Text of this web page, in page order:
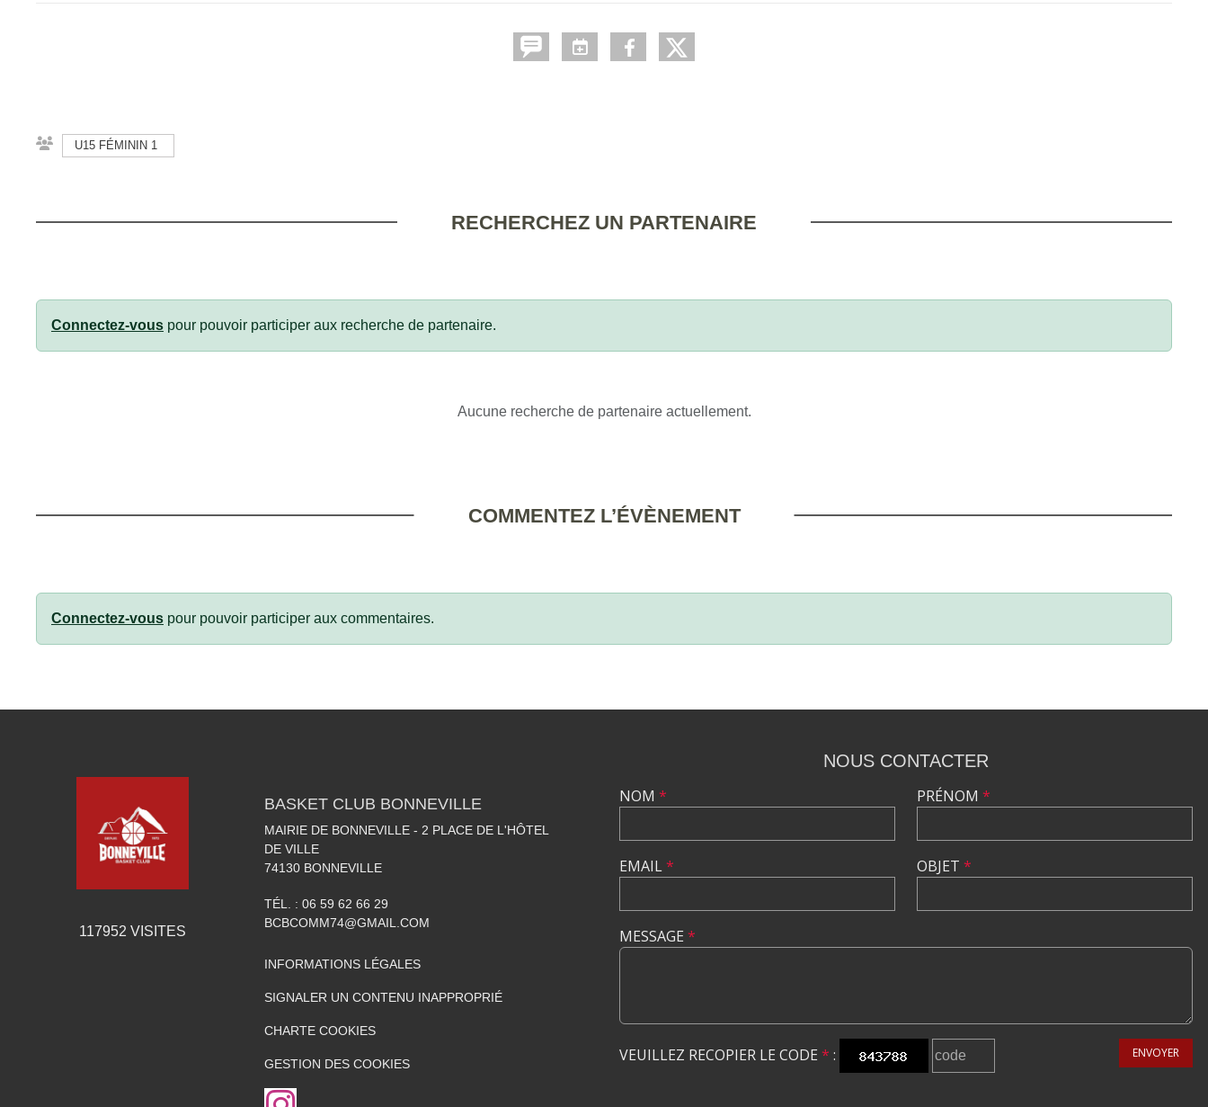
U15 FÉMININ 1
RECHERCHEZ UN PARTENAIRE
Connectez-vous pour pouvoir participer aux recherche de partenaire.
Aucune recherche de partenaire actuellement.
COMMENTEZ L’ÉVÈNEMENT
Connectez-vous pour pouvoir participer aux commentaires.
117952 VISITES
BASKET CLUB BONNEVILLE
MAIRIE DE BONNEVILLE - 2 PLACE DE L'HÔTEL
DE VILLE
74130 BONNEVILLE
TÉL. : 06 59 62 66 29
BCBCOMM74@GMAIL.COM
INFORMATIONS LÉGALES
SIGNALER UN CONTENU INAPPROPRIÉ
CHARTE COOKIES
GESTION DES COOKIES
NOUS CONTACTER
NOM *
EMAIL*
PRÉNOM *
OBJET *
MESSAGE *
VEUILLEZ RECOPIER LE CODE * : ENVOYER